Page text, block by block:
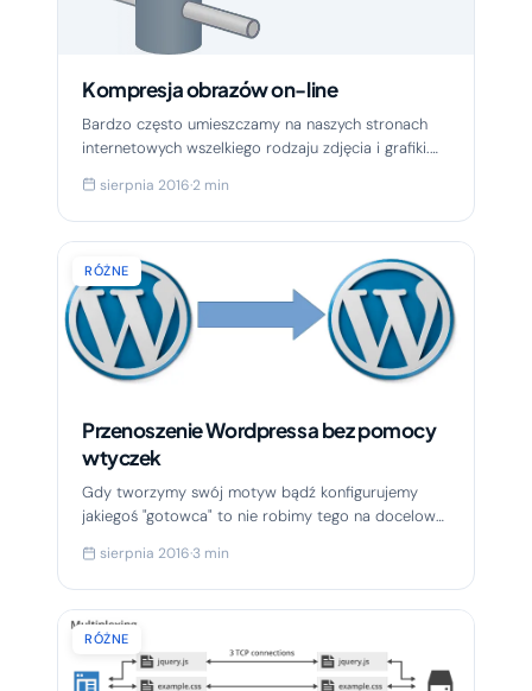
Kompresja obrazów on-line
Bardzo często umieszczamy na naszych stronach
internetowych wszelkiego rodzaju zdjęcia i grafiki.
nasze...
sierpnia 2016·2 min
RÓŻNE
Przenoszenie Wordpressa bez pomocy
wtyczek
Gdy tworzymy swój motyw bądź konfigurujemy
jakiegoś "gotowca" to nie robimy tego na docelowej
indeksującymi i...
sierpnia 2016·3 min
RÓŻNE